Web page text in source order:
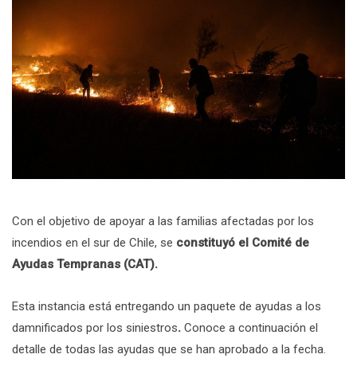
Con el objetivo de apoyar a las familias afectadas por los
incendios en el sur de Chile, se constituyó el Comité de
Ayudas Tempranas (CAT).
Esta instancia está entregando un paquete de ayudas a los
damnificados por los siniestros. Conoce a continuación el
detalle de todas las ayudas que se han aprobado a la fecha.